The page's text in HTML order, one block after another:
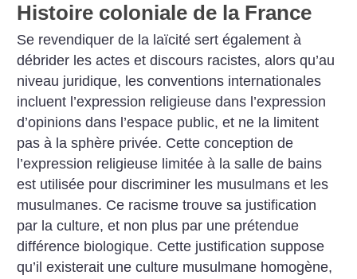
Histoire coloniale de la France
Se revendiquer de la laïcité sert également à
débrider les actes et discours racistes, alors qu’au
niveau juridique, les conventions internationales
incluent l’expression religieuse dans l’expression
d’opinions dans l’espace public, et ne la limitent
pas à la sphère privée. Cette conception de
l’expression religieuse limitée à la salle de bains
est utilisée pour discriminer les musulmans et les
musulmanes. Ce racisme trouve sa justification
par la culture, et non plus par une prétendue
différence biologique. Cette justification suppose
qu’il existerait une culture musulmane homogène,